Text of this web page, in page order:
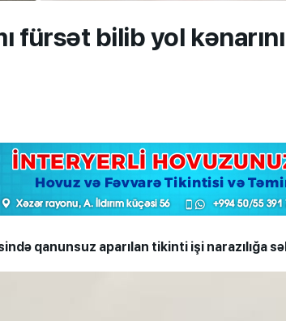
fürsət bilib yol
qanunsuz aparılan tikinti işi narazılığa